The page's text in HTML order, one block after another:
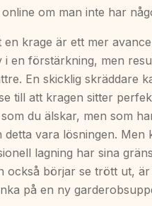
om man inte har
en krage är ett mer
i en förstärkning, men
En skicklig skräddare
till att kragen sitter
du älskar, men som
detta vara lösningen. Men
lagning har sina
också börjar se trött ut, är
på en ny